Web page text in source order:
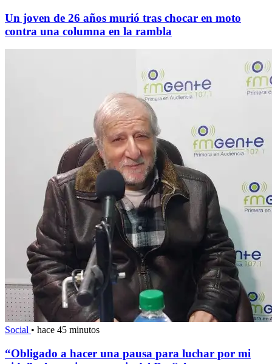
Un joven de 26 años murió tras chocar en moto
contra una columna en la rambla
Social • hace 45 minutos
“Obligado a hacer una pausa para luchar por mi